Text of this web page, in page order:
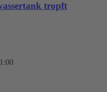
tropft